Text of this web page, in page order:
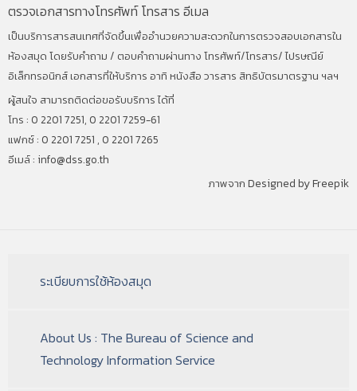
ตรวจเอกสารทางโทรศัพท์ โทรสาร อีเมล
เป็นบริการสารสนเทศที่จัดขึ้นเพื่ออำนวยความสะดวกในการตรวจสอบเอกสารใน
ห้องสมุด โดยรับคำถาม / ตอบคำถามผ่านทาง โทรศัพท์/โทรสาร/ ไปรษณีย์
อิเล็กทรอนิกส์ เอกสารที่ให้บริการ อาทิ หนังสือ วารสาร สิทธิบัตรมาตรฐาน ฯลฯ
ผู้สนใจ สามารถติดต่อขอรับบริการ ได้ที่
โทร : 0 2201 7251, 0 2201 7259-61
แฟกซ์ : 0 2201 7251 , 0 2201 7265
อีเมล์ : info@dss.go.th
ภาพจาก Designed by Freepik
ระเบียบการใช้ห้องสมุด
About Us : The Bureau of Science and
Technology Information Service